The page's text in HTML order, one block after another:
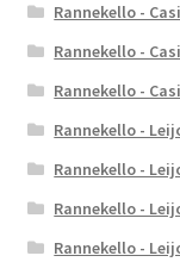
Rannekello -
Rannekello -
Rannekello -
Rannekello -
Rannekello -
Rannekello -
Rannekello -